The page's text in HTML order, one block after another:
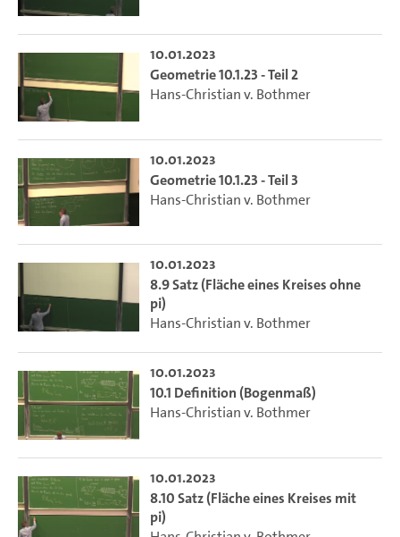
10.01.2023
Geometrie 10.1.23 - Teil 2
Hans-Christian v. Bothmer
10.01.2023
Geometrie 10.1.23 - Teil 3
Hans-Christian v. Bothmer
10.01.2023
8.9 Satz (Fläche eines Kreises ohne
pi)
Hans-Christian v. Bothmer
10.01.2023
10.1 Definition (Bogenmaß)
Hans-Christian v. Bothmer
10.01.2023
8.10 Satz (Fläche eines Kreises mit
pi)